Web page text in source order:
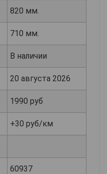
820 мм.
710 мм.
В наличии
20 августа 2026
1990 руб
+30 руб/км
60937